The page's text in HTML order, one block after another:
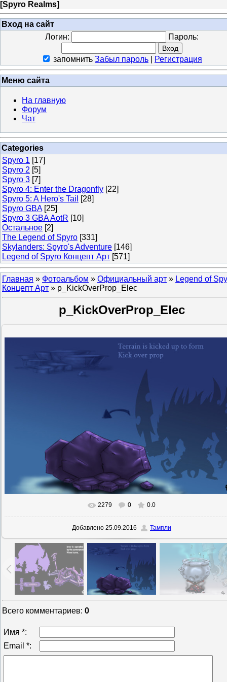
[Spyro Realms]
Вход на сайт
Логин:
Пароль:
запомнить Забыл пароль Регистрация
Меню сайта
На главную
Форум
Чат
Categories
Spyro 1 [17]
Spyro 2 [5]
Spyro 3 [7]
Spyro 4: Enter the Dragonfly [22]
Spyro 5: A Hero's Tail
[28]
Spyro GBA [25]
Spyro 3 GBA AotR [10]
Остальное [2]
The Legend of Spyro [331]
Skylanders: Spyro's Adventure [146]
Legend of Spyro Концепт Арт [571]
Главная » Фотоальбом » Официальный арт » Legend of
Концепт Арт » p_KickOverProp_Elec
p_KickOverProp_Elec
В реальном размере 800x533
2279 0 0.0
Добавлено 25.09.2016 Тампли
Всего комментариев: 0
Имя *:
Email *: